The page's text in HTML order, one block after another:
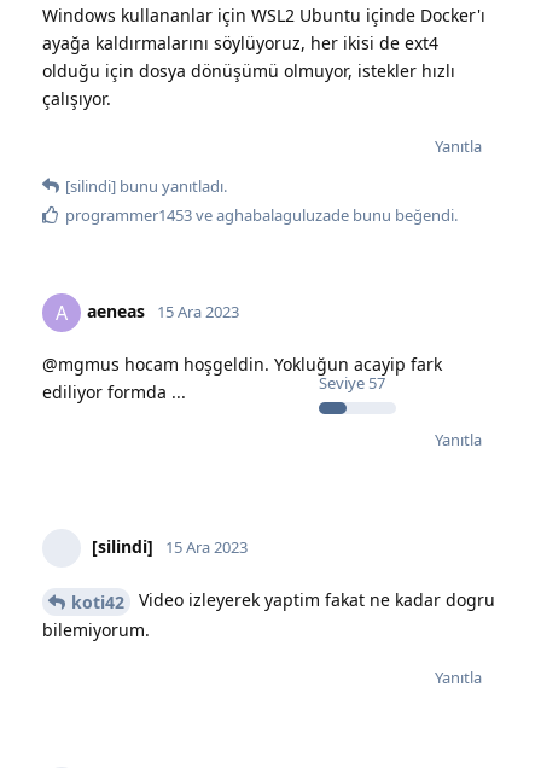
Windows kullananlar için WSL2 Ubuntu içinde Docker'ı
ayağa kaldırmalarını söylüyoruz, her ikisi de ext4
olduğu için dosya dönüşümü olmuyor, istekler hızlı
çalışıyor.
Yanıtla
[silindi] bunu yanıtladı.
programmer1453veaghabalaguluzade bunu beğendi.
A aeneas
Seviye 57
15 Ara 2023
@mgmus hocam hoşgeldin. Yokluğun acayip fark
ediliyor formda ...
Yanıtla
[silindi] 15 Ara 2023
koti42
Video izleyerek yaptim fakat ne kadar dogru
bilemiyorum.
Yanıtla